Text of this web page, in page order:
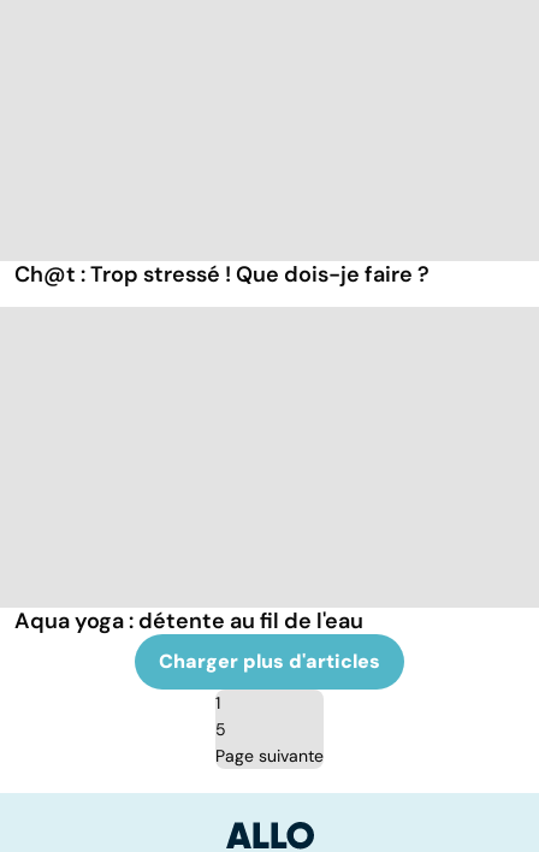
Ch@t : Trop stressé ! Que dois-je faire ?
Aqua yoga : détente au fil de l'eau
Charger plus d'articles
1
5
Page suivante